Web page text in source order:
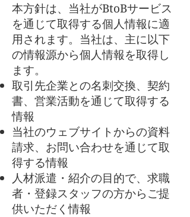
本方針は、当社がBtoBサービス
を通じて取得する個人情報に適
用されます。当社は、主に以下
の情報源から個人情報を取得し
ます。
取引先企業との名刺交換、契約
書、営業活動を通じて取得する
情報
当社のウェブサイトからの資料
請求、お問い合わせを通じて取
得する情報
人材派遣・紹介の目的で、求職
者・登録スタッフの方からご提
供いただく情報